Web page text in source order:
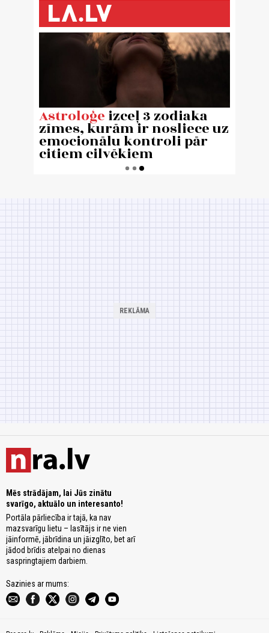
Mēs strādājam, lai Jūs zinātu
svarīgo, aktuālo un interesanto!
Portāla pārliecība ir tajā, ka nav
mazsvarīgu lietu – lasītājs ir ne vien
jāinformē, jābrīdina un jāizglīto, bet arī
jādod brīdis atelpai no dienas
saspringtajiem darbiem.
Sazinies ar mums: